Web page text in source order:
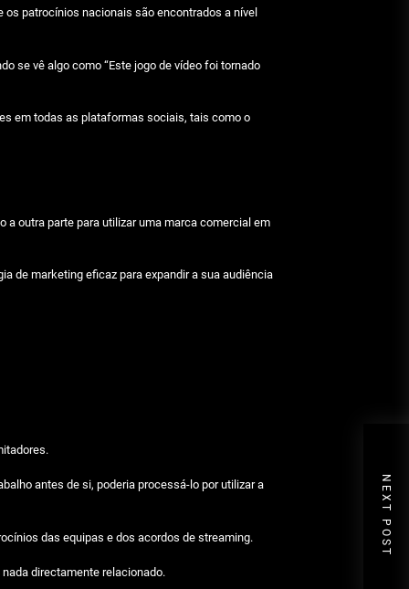
patrocínios nacionais são encontrados a nível
se vê algo como “Este jogo de vídeo foi tornado
em todas as plataformas sociais, tais como o
a outra parte para utilizar uma marca comercial em
de marketing eficaz para expandir a sua audiência
antes de si, poderia processá-lo por utilizar a
das equipas e dos acordos de streaming.
directamente relacionado.
NEXT POST